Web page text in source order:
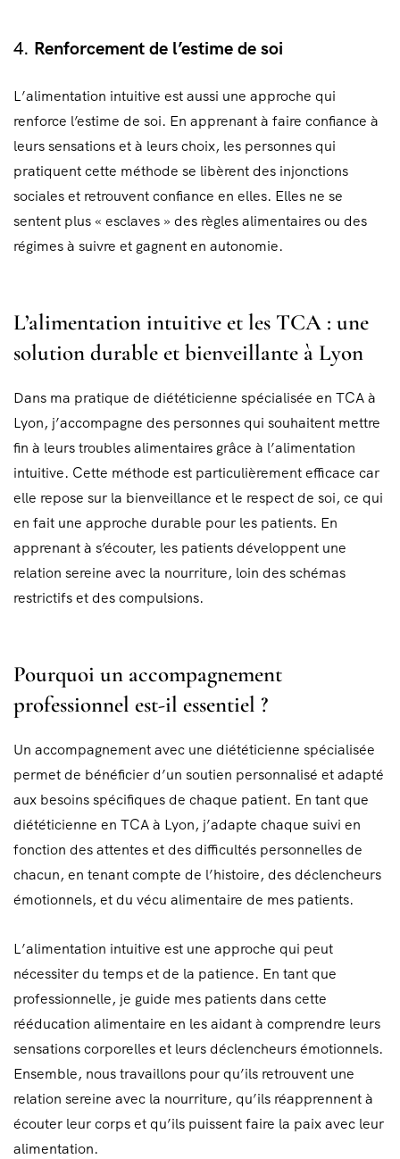
4. Renforcement de l’estime de soi
L’alimentation intuitive est aussi une approche qui
renforce l’estime de soi. En apprenant à faire confiance à
leurs sensations et à leurs choix, les personnes qui
pratiquent cette méthode se libèrent des injonctions
sociales et retrouvent confiance en elles. Elles ne se
sentent plus « esclaves » des règles alimentaires ou des
régimes à suivre et gagnent en autonomie.
L’alimentation intuitive et les TCA : une
solution durable et bienveillante à Lyon
Dans ma pratique de diététicienne spécialisée en TCA à
Lyon, j’accompagne des personnes qui souhaitent mettre
fin à leurs troubles alimentaires grâce à l’alimentation
intuitive. Cette méthode est particulièrement efficace car
elle repose sur la bienveillance et le respect de soi, ce qui
en fait une approche durable pour les patients. En
apprenant à s’écouter, les patients développent une
relation sereine avec la nourriture, loin des schémas
restrictifs et des compulsions.
Pourquoi un accompagnement
professionnel est-il essentiel ?
Un accompagnement avec une diététicienne spécialisée
permet de bénéficier d’un soutien personnalisé et adapté
aux besoins spécifiques de chaque patient. En tant que
diététicienne en TCA à Lyon, j’adapte chaque suivi en
fonction des attentes et des difficultés personnelles de
chacun, en tenant compte de l’histoire, des déclencheurs
émotionnels, et du vécu alimentaire de mes patients.
L’alimentation intuitive est une approche qui peut
nécessiter du temps et de la patience. En tant que
professionnelle, je guide mes patients dans cette
rééducation alimentaire en les aidant à comprendre leurs
sensations corporelles et leurs déclencheurs émotionnels.
Ensemble, nous travaillons pour qu’ils retrouvent une
relation sereine avec la nourriture, qu’ils réapprennent à
écouter leur corps et qu’ils puissent faire la paix avec leur
alimentation.